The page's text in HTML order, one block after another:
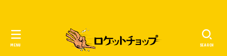
SEARCH
MENU